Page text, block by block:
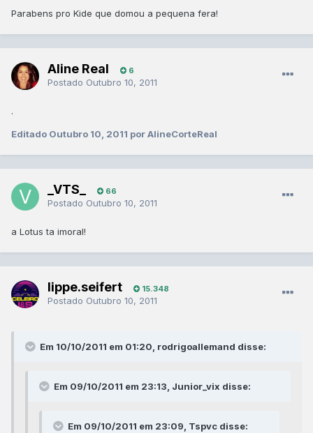
Parabens pro Kide que domou a pequena fera!
Aline Real 6
Postado Outubro 10, 2011
.
Editado Outubro 10, 2011 por AlineCorteReal
_VTS_ 66
Postado Outubro 10, 2011
a Lotus ta imoral!
lippe.seifert 15.348
Postado Outubro 10, 2011
Em 10/10/2011 em 01:20, rodrigoallemand disse:
Em 09/10/2011 em 23:13, Junior_vix disse:
Em 09/10/2011 em 23:09, Tspvc disse: